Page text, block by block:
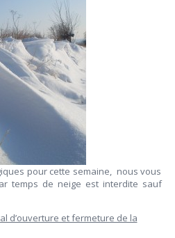
pour cette semaine, nous vous
temps de neige est interdite sauf
d’ouverture et fermeture de la